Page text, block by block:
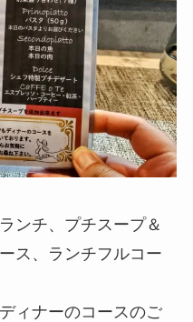
ンチ、プチスープ＆
ス、ランチフルコー
ィナーのコースのご